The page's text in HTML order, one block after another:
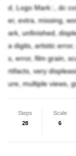
d, Logo Mark::, dc
er, extra, missing,
ark, unfinished,
a digits, artistic
s, error, film grain,
rtifacts, very
ure, multiple views,
Steps
28
Scale
6